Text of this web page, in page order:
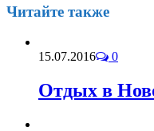
Читайте также
15.07.2016 0
Отдых в